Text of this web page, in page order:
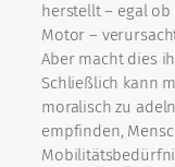
herstellt – egal
Motor –
Aber macht dies
Schließlich kann
moralisch zu
empfinden,